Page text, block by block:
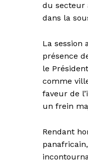
du secteur
dans la
La session
présence
le
comme
faveur de
un frein
Rendant